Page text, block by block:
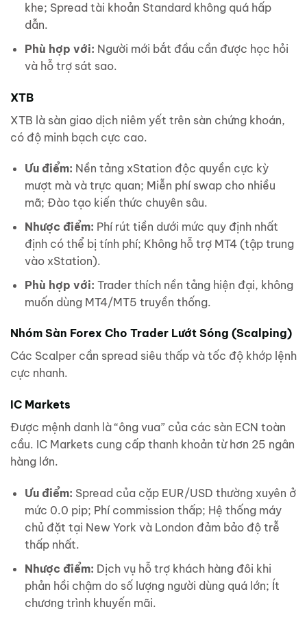
khe; Spread tài khoản Standard không quá hấp
dẫn.
Phù hợp với: Người mới bắt đầu cần được học hỏi
và hỗ trợ sát sao.
XTB
XTB là sàn giao dịch niêm yết trên sàn chứng khoán,
có độ minh bạch cực cao.
Ưu điểm: Nền tảng xStation độc quyền cực kỳ
mượt mà và trực quan; Miễn phí swap cho nhiều
mã; Đào tạo kiến thức chuyên sâu.
Nhược điểm: Phí rút tiền dưới mức quy định nhất
định có thể bị tính phí; Không hỗ trợ MT4 (tập trung
vào xStation).
Phù hợp với: Trader thích nền tảng hiện đại, không
muốn dùng MT4/MT5 truyền thống.
Nhóm Sàn Forex Cho Trader Lướt Sóng (Scalping)
Các Scalper cần spread siêu thấp và tốc độ khớp lệnh
cực nhanh.
IC Markets
Được mệnh danh là “ông vua” của các sàn ECN toàn
cầu. IC Markets cung cấp thanh khoản từ hơn 25 ngân
hàng lớn.
Ưu điểm: Spread của cặp EUR/USD thường xuyên ở
mức 0.0 pip; Phí commission thấp; Hệ thống máy
chủ đặt tại New York và London đảm bảo độ trễ
thấp nhất.
Nhược điểm: Dịch vụ hỗ trợ khách hàng đôi khi
phản hồi chậm do số lượng người dùng quá lớn; Ít
chương trình khuyến mãi.